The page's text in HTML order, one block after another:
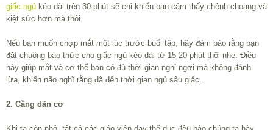
giấc ngủ kéo dài trên 30 phút sẽ chỉ khiến bạn cảm thấy chệnh choạng và
kiệt sức hơn mà thôi.
Nếu bạn muốn chợp mắt một lúc trước buổi tập, hãy đảm bảo rằng bạn
đặt chuông báo thức cho giấc ngủ kéo dài từ 15-20 phút thôi nhé. Điều
này giúp mắt và cơ thể bạn có đủ thời gian nghỉ ngơi mà không đánh
lừa, khiến não nghĩ rằng đã đến thời gian ngủ sâu giấc .
2. Căng dãn cơ